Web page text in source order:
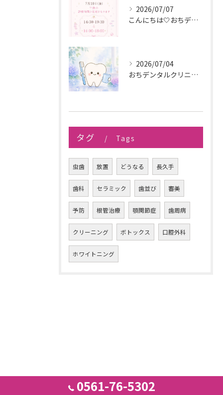
2026/07/07
こんにちは🤍おちデンタルクリニック長久手です🪥
2026/07/04
おちデンタルクリニック長久手です。
タグ Tags
虫歯 放置 どうなる 長久手
歯科 セラミック 歯並び 審美
予防 根管治療 顎関節症 歯周病
クリーニング ボトックス 口腔外科
ホワイトニング
0561-76-5302